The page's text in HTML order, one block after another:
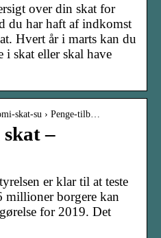
over din skat for
du har haft af indkomst
Hvert år i marts kan du
i skat eller skal have
skat-su › Penge-tilb…
skat –
er klar til at teste
millioner borgere kan
for 2019. Det